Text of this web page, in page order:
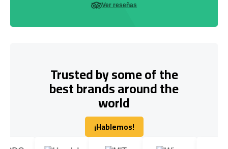
Ver reseñas
Trusted by some of the
best brands around the
world
¡Hablemos!
¡Hablemos!